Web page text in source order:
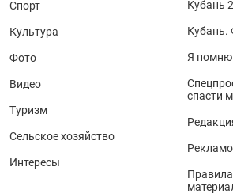
Спорт
Культура
Фото
Видео
Туризм
Сельское хозяйство
Интересы
Кубань
Кубань.
Я
спасти